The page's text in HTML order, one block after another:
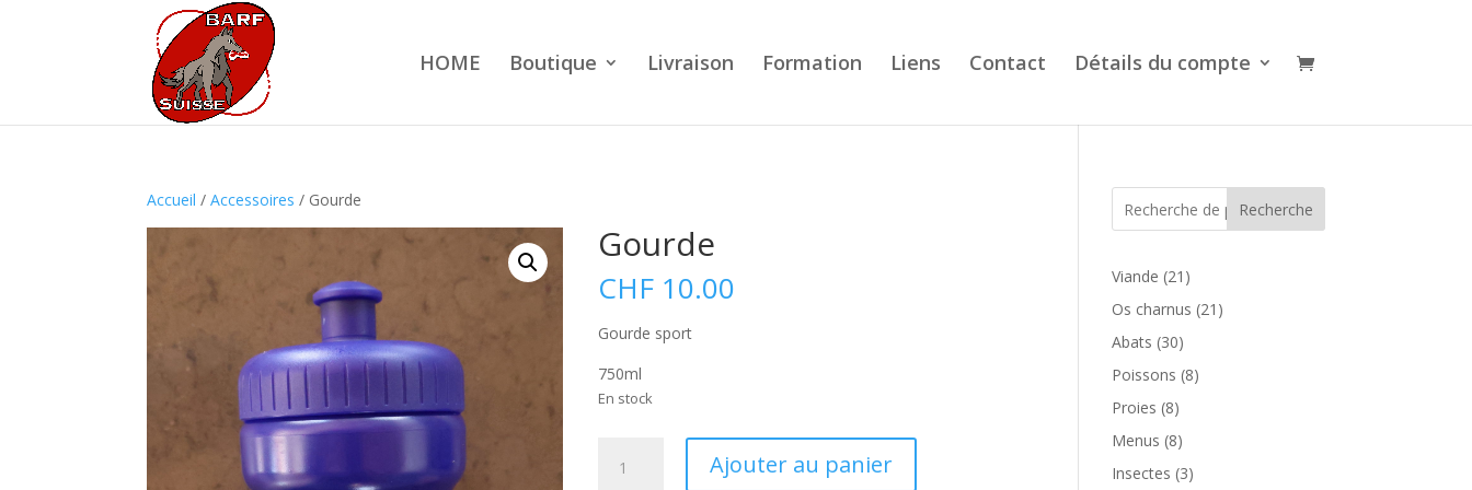
HOME Boutique Livraison Formation Liens Contact Détails du compte
Accueil /Accessoires / Gourde
Gourde
CHF 10.00
Gourde sport
750ml
En stock
Ajouter au panier
Recherche
Viande 21 21
produits
Os charnus 21 21
Abats 3030
produits
Poissons 88
Proies 88
produits
Menus 88
produits
Insectes 33